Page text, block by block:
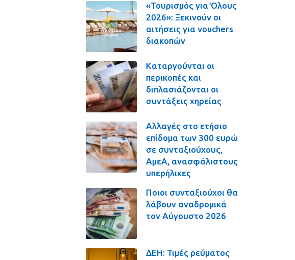
«Τουρισμός για Όλους
2026»: Ξεκινούν οι
αιτήσεις για vouchers
διακοπών
Καταργούνται οι
περικοπές και
διπλασιάζονται οι
συντάξεις χηρείας
Αλλαγές στο ετήσιο
επίδομα των 300 ευρώ
σε συνταξιούχους,
ΑμεΑ, ανασφάλιστους
υπερήλικες
Ποιοι συνταξιούχοι θα
λάβουν αναδρομικά
τον Αύγουστο 2026
ΔΕΗ: Τιμές ρεύματος